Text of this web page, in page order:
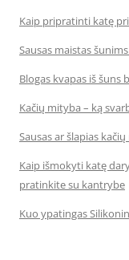
Kaip pripratinti katę
Sausas maistas
Blogas kvapas iš šuns
Kačių mityba – ką
Sausas ar šlapias
Kaip išmokyti katę
pratinkite su kantrybe
Kuo ypatingas